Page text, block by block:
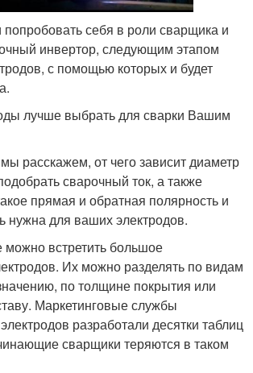
себя в роли сварщика и
инвертор, следующим этапом
с помощью которых и будет
лучше выбрать для сварки Вашим
расскажем, от чего зависит диаметр
сварочный ток, а также
прямая и обратная полярность и
нужна для ваших электродов.
встретить большое
Их можно разделять по видам
по толщине покрытия или
Маркетинговые службы
разработали десятки таблиц
сварщики теряются в таком